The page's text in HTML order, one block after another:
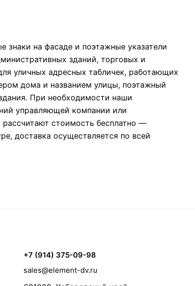
на фасаде и поэтажные указатели
зданий, торговых и
уличных адресных табличек, работающих
дома и названием улицы, поэтажный
При необходимости наши
управляющей компании или
стоимость бесплатно —
доставка осуществляется по всей
+7 (914) 375-09-98
sales@element-dv.ru